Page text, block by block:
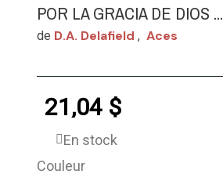
POR LA GRACIA DE DIOS ...
de D.a. Delafield , Aces
21,04 $
En stock
Couleur